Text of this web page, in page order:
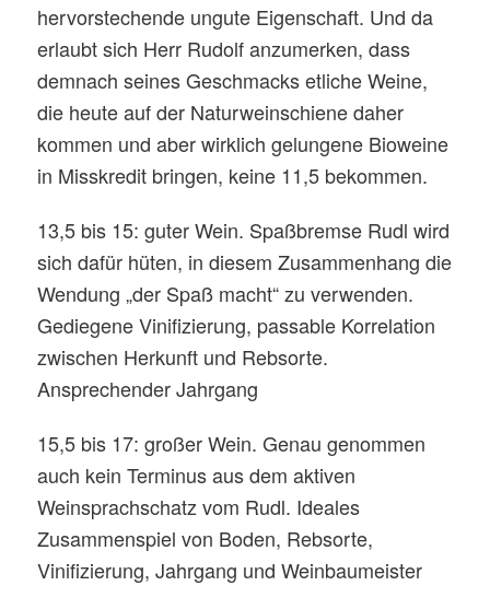
hervorstechende ungute Eigenschaft. Und da
erlaubt sich Herr Rudolf anzumerken, dass
demnach seines Geschmacks etliche Weine,
die heute auf der Naturweinschiene daher
kommen und aber wirklich gelungene Bioweine
in Misskredit bringen, keine 11,5 bekommen.
13,5 bis 15: guter Wein. Spaßbremse Rudl wird
sich dafür hüten, in diesem Zusammenhang die
Wendung „der Spaß macht“ zu verwenden.
Gediegene Vinifizierung, passable Korrelation
zwischen Herkunft und Rebsorte.
Ansprechender Jahrgang
15,5 bis 17: großer Wein. Genau genommen
auch kein Terminus aus dem aktiven
Weinsprachschatz vom Rudl. Ideales
Zusammenspiel von Boden, Rebsorte,
Vinifizierung, Jahrgang und Weinbaumeister